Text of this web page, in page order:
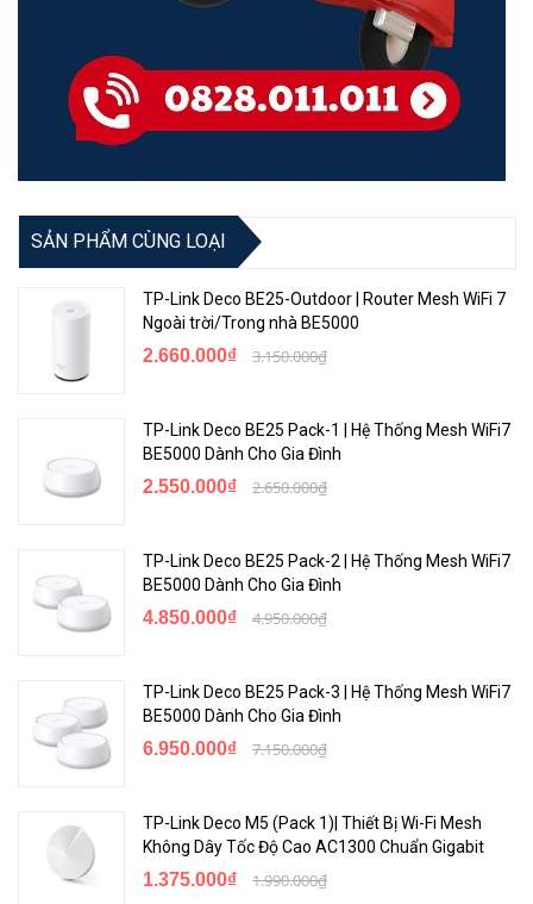
Thông qua quá trình thử nghiệm, sản phẩm được đánh giá đạt
chuẩn IP65 chống nước, chống bụi cùng lớp vỏ chịu lực giúp bảo vệ
Deco BM65-Outdoor khỏi các điều kiện khắc nghiệt ngoài trời như
bụi xâm nhập, va đập, rung lắc, sương giá và nhiều hơn thế nữa.
Chuyển vùng liền mạch với Một tên Wi-Fi duy nhất
TP-Link Mesh có nghĩa là các node Deco hoạt động cùng nhau để
tạo thành một mạng thống nhất. Điện thoại hoặc máy tính bảng
trong nhà, tạo ra trải nghiệm Wi-Fi thực sự liền mạch.
SẢN PHẨM CÙNG LOẠI
TP-Link Deco BE25-Outdoor | Router Mesh WiFi 7
Ngoài trời/Trong nhà BE5000
2.660.000₫ 3.150.000₫
TP-Link Deco BE25 Pack-1 | Hệ Thống Mesh WiFi7
BE5000 Dành Cho Gia Đình
2.550.000₫ 2.650.000₫
TP-Link Deco BE25 Pack-2 | Hệ Thống Mesh WiFi7
BE5000 Dành Cho Gia Đình
4.850.000₫ 4.950.000₫
TP-Link Deco BE25 Pack-3 | Hệ Thống Mesh WiFi7
BE5000 Dành Cho Gia Đình
6.950.000₫ 7.150.000₫
TP-Link Deco M5 (Pack 1)| Thiết Bị Wi-Fi Mesh
Không Dây Tốc Độ Cao AC1300 Chuẩn Gigabit
1.375.000₫ 1.990.000₫